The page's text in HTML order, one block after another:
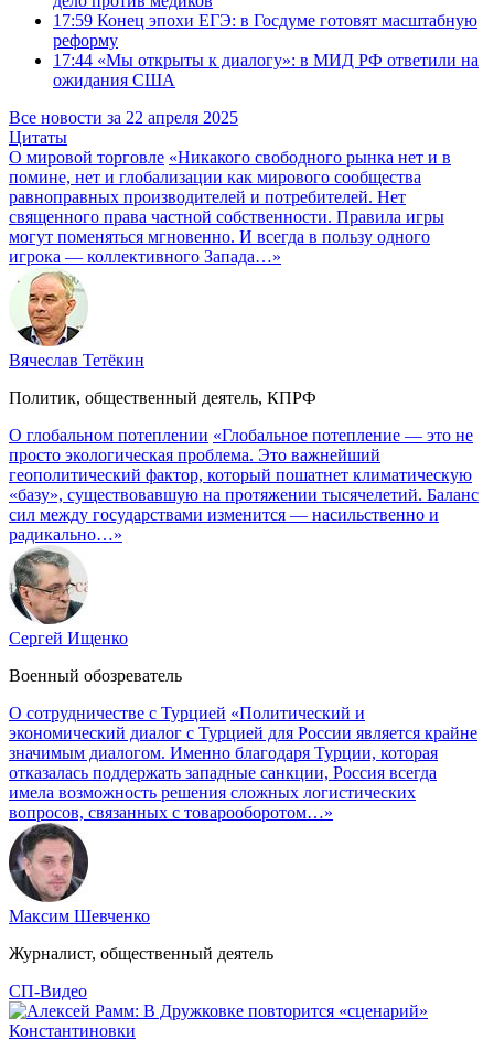
17:59 Конец эпохи ЕГЭ: в Госдуме готовят масштабную
реформу
17:44 «Мы открыты к диалогу»: в МИД РФ ответили на
ожидания США
Все новости за 22 апреля 2025
Цитаты
О мировой торговле «Никакого свободного рынка нет и в
помине, нет и глобализации как мирового сообщества
равноправных производителей и потребителей. Нет
священного права частной собственности. Правила игры
могут поменяться мгновенно. И всегда в пользу одного
игрока — коллективного Запада…»
Вячеслав Тетёкин
Политик, общественный деятель, КПРФ
О глобальном потеплении «Глобальное потепление — это не
просто экологическая проблема. Это важнейший
геополитический фактор, который пошатнет климатическую
«базу», существовавшую на протяжении тысячелетий. Баланс
сил между государствами изменится — насильственно и
радикально…»
Сергей Ищенко
Военный обозреватель
О сотрудничестве с Турцией «Политический и
экономический диалог с Турцией для России является крайне
значимым диалогом. Именно благодаря Турции, которая
отказалась поддержать западные санкции, Россия всегда
имела возможность решения сложных логистических
вопросов, связанных с товарооборотом…»
Максим Шевченко
Журналист, общественный деятель
СП-Видео